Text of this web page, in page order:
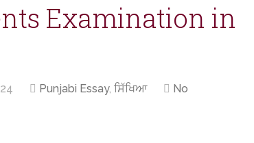
Examination in
Punjabi Essay, ਸਿੱਖਿਆ
No